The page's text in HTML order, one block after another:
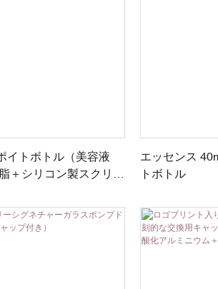
イトボトル（美容液
＋シリコン製スクリュ
エッセンス
トボトル